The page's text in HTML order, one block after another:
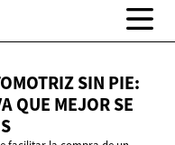
SIN PIE:
QUE MEJOR SE